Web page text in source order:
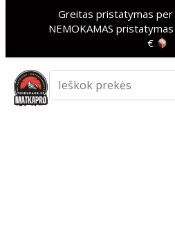
Greitas pristatymas
NEMOKAMAS
€